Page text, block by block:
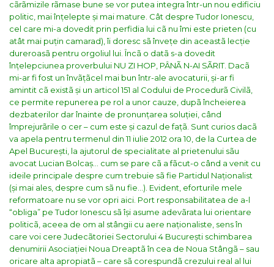
cãrãmizile rãmase bune se vor putea integra într-un nou edificiu
politic, mai înțelepte și mai mature. Cât despre Tudor Ionescu,
cel care mi-a dovedit prin perfidia lui cã nu îmi este prieten (cu
atât mai puțin camarad), îi doresc sã învețe din aceastã lecție
dureroasã pentru orgoliul lui. Încã o datã s-a dovedit
înțelepciunea proverbului NU ZI HOP, PÂNÃ N-AI SÃRIT. Dacã
mi-ar fi fost un învãțãcel mai bun într-ale avocaturii, și-ar fi
amintit cã existã și un articol 151 al Codului de Procedurã Civilã,
ce permite repunerea pe rol a unor cauze, dupã încheierea
dezbaterilor dar înainte de pronunțarea soluției, când
împrejurãrile o cer – cum este și cazul de fațã. Sunt curios dacã
va apela pentrutermenul din 11 iulie 2012 ora 10, de la Curtea de
Apel București , la ajutorul de specialitate al prietenului sãu
avocat Lucian Bolcaș… cum se pare cã a fãcut-o când a venit cu
ideile principale despre cum trebuie sã fie Partidul Naționalist
(și mai ales, despre cum sã nu fie…). Evident, eforturile mele
reformatoare nu se vor opri aici. Port responsabilitatea de a-l
“obliga” pe Tudor Ionescu sã își asume adevãrata lui orientare
politicã, aceea de om al stângii cu aere naționaliste, sens în
care voi cere Judecãtoriei Sectorului 4 București schimbarea
denumirii Asociației Noua Dreaptã în cea de Noua Stângã – sau
oricare alta apropiatã – care sã corespundã crezului real al lui